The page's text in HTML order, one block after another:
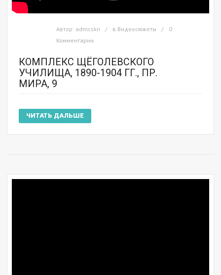
Автор: admcskn в Видеосюжеты
0
Комментарии
КОМПЛЕКС ЩЁГОЛЕВСКОГО
УЧИЛИЩА, 1890-1904 ГГ., ПР.
МИРА, 9
ЧИТАТЬ ДАЛЬШЕ